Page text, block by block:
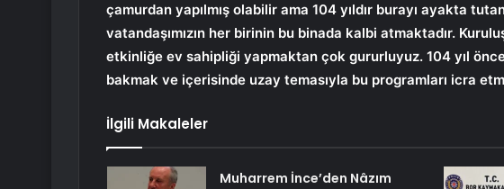
çamurdan yapılmış olabilir ama 104 yıldır burayı ayakta
vatandaşımızın her birinin bu binada kalbi atmaktadır.
etkinliğe ev sahipliği yapmaktan çok gururluyuz. 104 yıl
bakmak ve içerisinde uzay temasıyla bu programları icra
İlgili Makaleler
Muharrem İnce’den Nâzım